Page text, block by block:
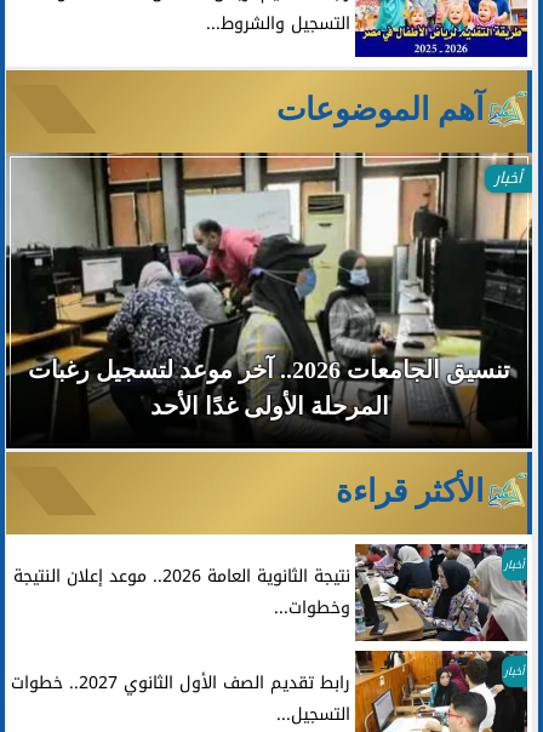
التسجيل والشروط...
آهم الموضوعات
أخبار
تنسيق الجامعات 2026.. آخر موعد لتسجيل رغبات
المرحلة الأولى غدًا الأحد
الأكثر قراءة
أخبار
نتيجة الثانوية العامة 2026.. موعد إعلان النتيجة
وخطوات...
أخبار
رابط تقديم الصف الأول الثانوي 2027.. خطوات
التسجيل...